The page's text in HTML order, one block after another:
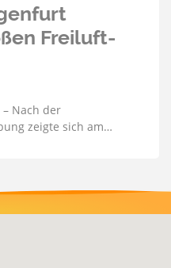
Freiluft-
Nach der
zeigte sich am…